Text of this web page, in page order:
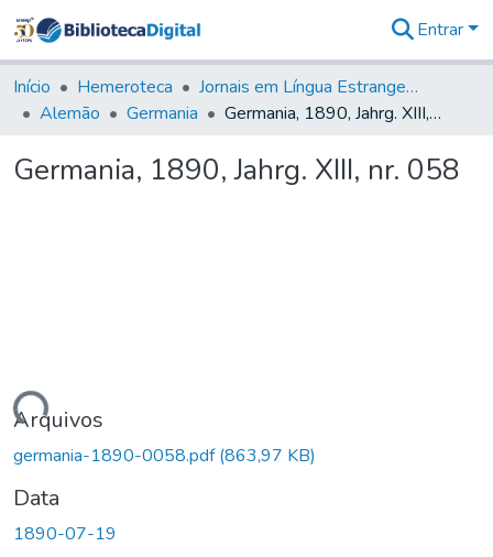
&
Coleções
Tudo na
Digital
Entrar
Início Hemeroteca
Jornais em Língua Estrangeira
Alemão
Germania Germania, 1890, Jahrg. XIII, nr. 058
Germania, 1890, Jahrg. XIII, nr. 058
Arquivos
germania-1890-0058.pdf(863,97 KB)
Data
1890-07-19